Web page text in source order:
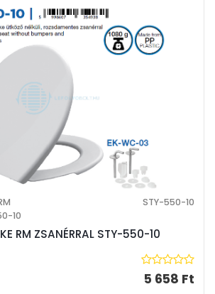
RM ZSANÉRRAL STY-550-10
10
STY-550-10
5 658 Ft